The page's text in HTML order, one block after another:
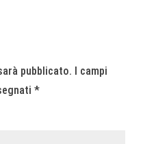
pubblicato. I campi
*